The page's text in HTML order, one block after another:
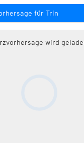
für Trin
wird